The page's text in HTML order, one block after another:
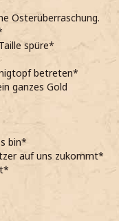
Osterüberraschung.
spüre*
betreten*
ganzes Gold
bin*
auf uns zukommt*